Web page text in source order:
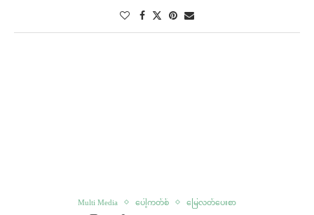
Multi Media ပေါ့ကတ်စ် မြေလတ်ပေးစာ